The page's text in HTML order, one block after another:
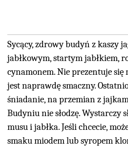
Sycący, zdrowy budyń z kaszy
jabłkowym, startym jabłkiem,
cynamonem. Nie prezentuje się
jest naprawdę smaczny.
śniadanie, na przemian z
Budyniu nie słodzę. Wystarczy
musu i jabłka. Jeśli chcecie,
smaku miodem lub syropem